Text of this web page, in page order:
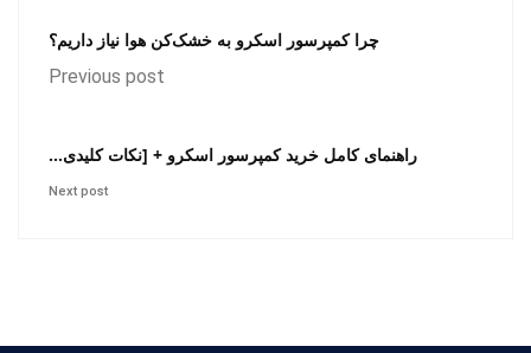
چرا کمپرسور اسکرو به خشک‌کن هوا نیاز داریم؟
Previous post
راهنمای کامل خرید کمپرسور اسکرو + [نکات کلیدی...
Next post